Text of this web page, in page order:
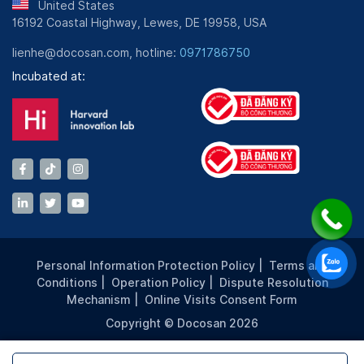
View more
HIV
290,000 VND
PCR Covid 19 Test (Single sample)
3,600,000 VND
View more
United States
16192 Coastal Highway, Lewes, DE 19958, USA
lienhe@docosan.com, hotline: 0971786750
Incubated at:
Personal Information Protection Policy
Terms and
Conditions
Operation Policy
Dispute Resolution
Mechanism
Online Visits Consent Form
Copyright © Docosan 2026